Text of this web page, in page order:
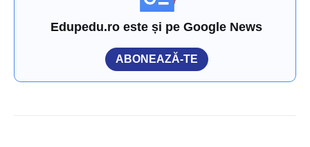
Edupedu.ro este și pe Google News
ABONEAZĂ-TE